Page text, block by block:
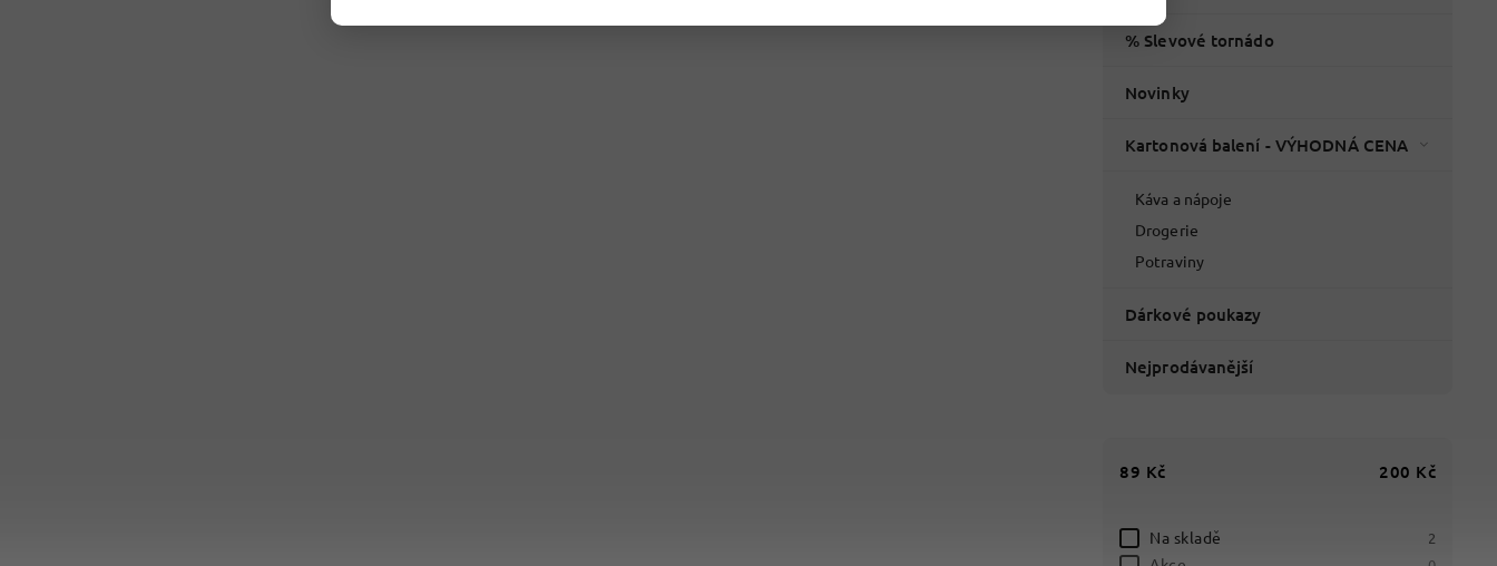
% Slevové tornádo
Novinky
Kartonová balení - VÝHODNÁ CENA
Káva a nápoje
Drogerie
Potraviny
Dárkové poukazy
Nejprodávanější
89 Kč 200 Kč
Na skladě 2